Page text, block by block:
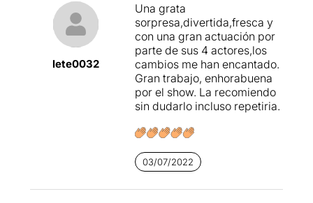
lete0032
Una grata
sorpresa,divertida,fresca y
con una gran actuación por
parte de sus 4 actores,los
cambios me han encantado.
Gran trabajo, enhorabuena
por el show. La recomiendo
sin dudarlo incluso repetiria.
03/07/2022